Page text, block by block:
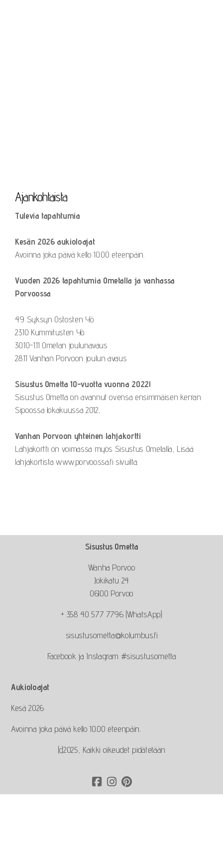
Ajankohtaista
Tulevia tapahtumia
Kesän 2026 aukioloajat
Avoinna joka päivä kello 10.00 eteenpäin.
Vuoden 2026 tapahtumia Ometalla ja vanhassa
Porvoossa
4.9 Syksyn Ostosten Yö
23.10 Kummitusten Yö
30.10-1.11 Ometan joulunavaus
28.11 Vanhan Porvoon joulun avaus
Sisustus Ometta 10-vuotta vuonna 2022!
Sisustus Ometta on avannut ovensa ensimmäisen kerran
Sipoossa lokakuussa 2012..
Vanhan Porvoon yhteinen lahjakortti
Lahjakortti on voimassa myös Sisustus Ometalla, Lisää
lahjakortista www.porvoossa.fi sivuilta.
Sisustus Ometta
Wanha Porvoo
Jokikatu 24
06100 Porvoo
+ 358 40 577 7796 (WhatsApp)
sisustusometta@kolumbus.fi
Facebook ja Instagram #sisustusometta
Aukioloajat
Kesä 2026
Avoinna joka päivä kello 10.00 eteenpäin.
(c)2025, Kaikki oikeudet pidätetään